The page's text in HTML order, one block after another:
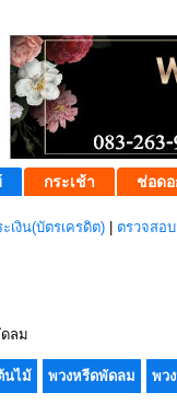
กระเช้า ช่อดอ
เงิน(บัตรเครดิต) ตรวจสอ
ลม
นไม้ พวงหรีดพัดลม พว